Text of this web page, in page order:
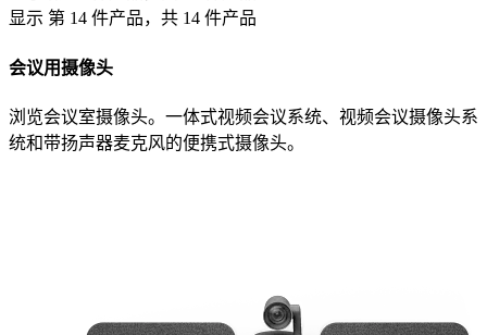
显示 第 14 件产品，共 14 件产品
会议用摄像头
浏览会议室摄像头。一体式视频会议系统、视频会议摄像头系
统和带扬声器麦克风的便携式摄像头。